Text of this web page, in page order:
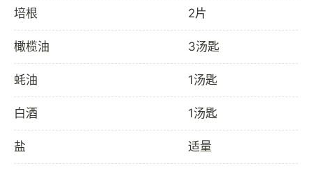
培根 2片
橄榄油 3汤匙
蚝油 1汤匙
白酒 1汤匙
盐 适量